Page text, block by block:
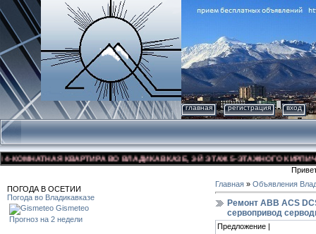
главная регистрация вход
КВАРТИРА ВО ВЛАДИКАВКАЗЕ, 3-Й ЭТАЖ 5-ЭТАЖНОГО
ПОГОДА В ОСЕТИИ
Погода во Владикавказе
Gismeteo
Прогноз на 2 недели
Главная » Объявления
Ремонт ABB ACS
сервопривод
Предложение |